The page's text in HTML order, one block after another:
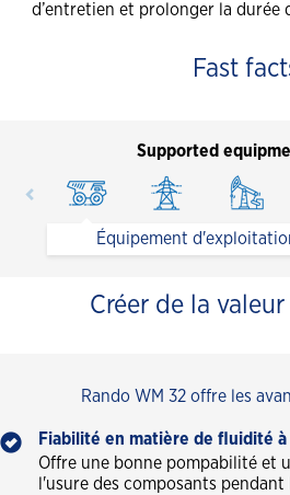
d’entretien et prolonger la durée
Fast
Supported
Équipement
Créer de la
Rando WM 32 offre les
Fiabilité en matière de fluidité
Offre une bonne pompabilité et
l'usure des composants